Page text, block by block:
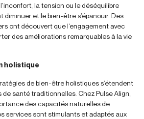
la tension ou le déséquilibre
diminuer et le bien-être s’épanouir. Des
ont découvert que l’engagement avec
des améliorations remarquables à la vie
holistique
de bien-être holistiques s’étendent
santé traditionnelles. Chez Pulse Align,
des capacités naturelles de
services sont stimulants et adaptés aux